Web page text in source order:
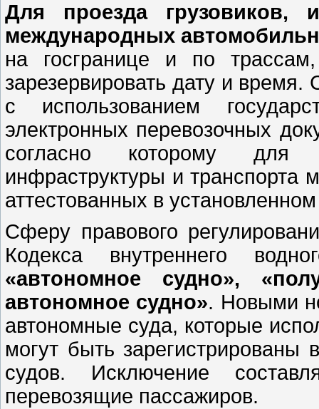
Для проезда грузовиков,
международных
на госгранице и по
зарезервировать дату и
с использованием
электронных перевозочных
согласно которому для
инфраструктуры и транспорта
аттестованных в
Сферу правового
Кодекса внутреннего
«автономное судно»,
автономное судно». Новыми
автономные суда, которые
могут быть
судов. Исключение
перевозящие пассажиров.